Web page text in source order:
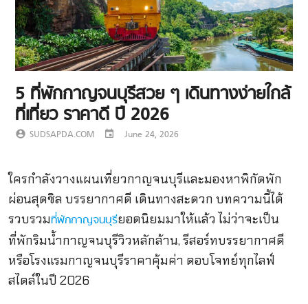
5 ที่พักกาญจนบุรีสวย ๆ เดินทางง่ายใกล้
ที่เที่ยว ราคาดี ปี 2026
account_circle SUDSAPDA.COM event June 24, 2026
ใครกำลังวางแผนเที่ยวกาญจนบุรีและมองหาพิกัดพัก
ผ่อนสุดชิล บรรยากาศดี เดินทางสะดวก บทความนี้ได้
รวบรวมที่พักกาญจนบุรียอดนิยมมาให้แล้ว ไม่ว่าจะเป็น
ที่พักริมน้ำกาญจนบุรีวิวหลักล้าน, รีสอร์ทบรรยากาศดี
หรือโรงแรมกาญจนบุรีราคาคุ้มค่า ตอบโจทย์ทุกไลฟ์
สไตล์ในปี 2026